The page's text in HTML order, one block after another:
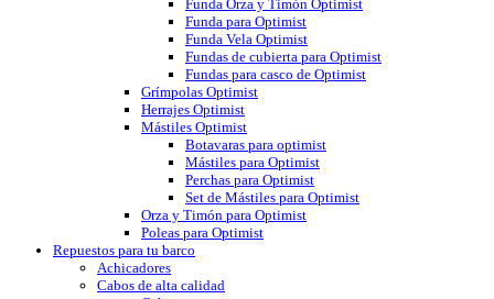
Funda Orza y Timón Optimist
Funda para Optimist
Funda Vela Optimist
Fundas de cubierta para Optimist
Fundas para casco de Optimist
Grímpolas Optimist
Herrajes Optimist
Mástiles Optimist
Botavaras para optimist
Mástiles para Optimist
Perchas para Optimist
Set de Mástiles para Optimist
Orza y Timón para Optimist
Poleas para Optimist
Repuestos para tu barco
Achicadores
Cabos de alta calidad